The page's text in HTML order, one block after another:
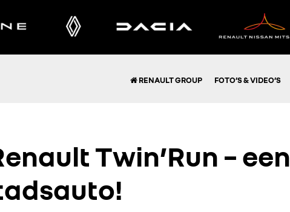
RENAULT GROUP FOTO’S & VIDEO’S
Twin’Run – een